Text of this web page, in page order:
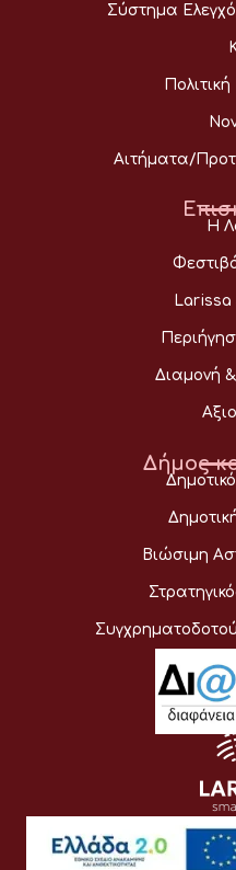
Σύστημα
Αιτήματα/
Η
Larissa
Διαμονή
Δήμος
Βιώσιμη